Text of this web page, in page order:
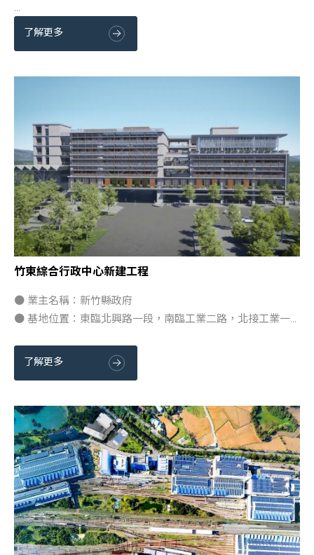
...
了解更多
竹東綜合行政中心新建工程
● 業主名稱：新竹縣政府
● 基地位置：東臨北興路一段，南臨工業二路，北接工業一...
了解更多